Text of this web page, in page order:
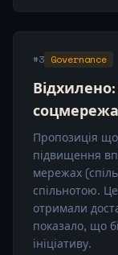
#3 Governance
Пропозиція
підвищення
мережах
спільнотою.
отримали
показало, що
ініціативу.